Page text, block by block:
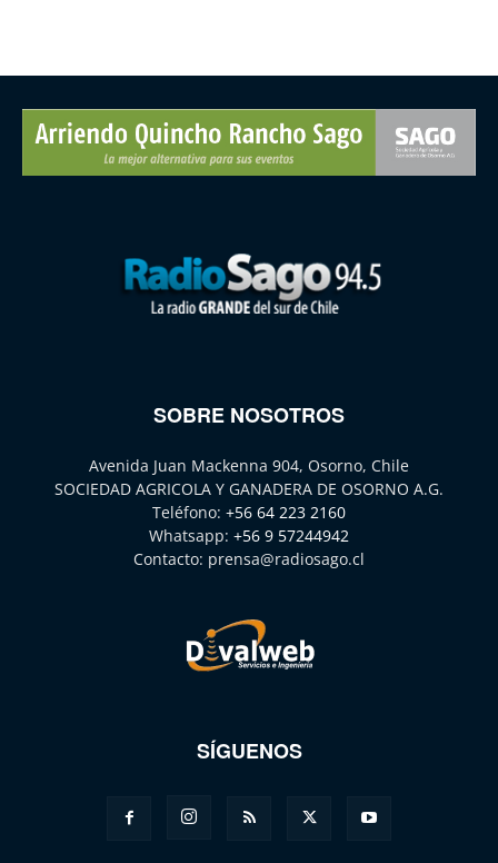
SOBRE NOSOTROS
Avenida Juan Mackenna 904, Osorno, Chile
SOCIEDAD AGRICOLA Y GANADERA DE OSORNO A.G.
Teléfono: +56 64 223 2160
Whatsapp: +56 9 57244942
Contacto: prensa@radiosago.cl
SÍGUENOS